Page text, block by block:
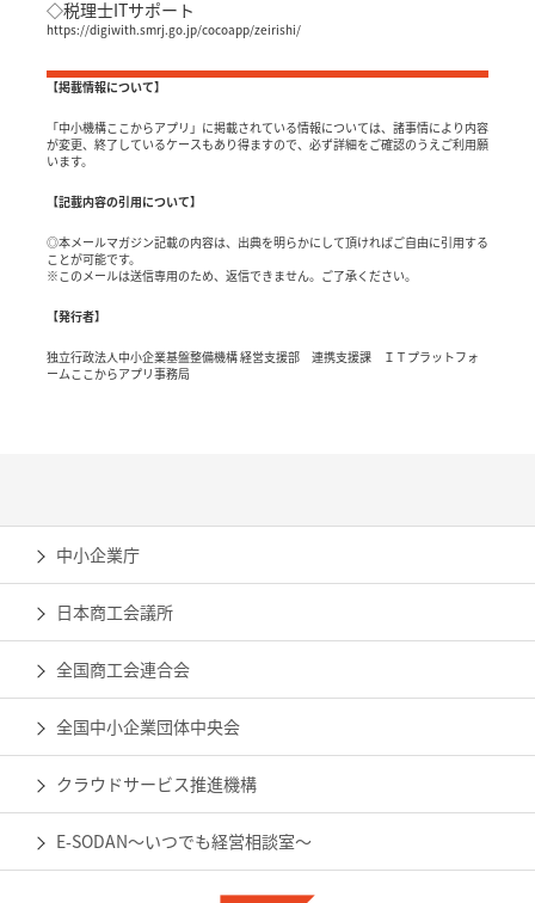
◇税理士ITサポート
https://digiwith.smrj.go.jp/cocoapp/zeirishi/
【掲載情報について】
「中小機構ここからアプリ」に掲載されている情報については、諸事情により内容
が変更、終了しているケースもあり得ますので、必ず詳細をご確認のうえご利用願
います。
【記載内容の引用について】
◎本メールマガジン記載の内容は、出典を明らかにして頂ければご自由に引用する
ことが可能です。
※このメールは送信専用のため、返信できません。ご了承ください。
【発行者】
独立行政法人中小企業基盤整備機構 経営支援部 連携支援課 ＩＴプラットフォ
ームここからアプリ事務局
中小企業庁
日本商工会議所
全国商工会連合会
全国中小企業団体中央会
クラウドサービス推進機構
E-SODAN～いつでも経営相談室～